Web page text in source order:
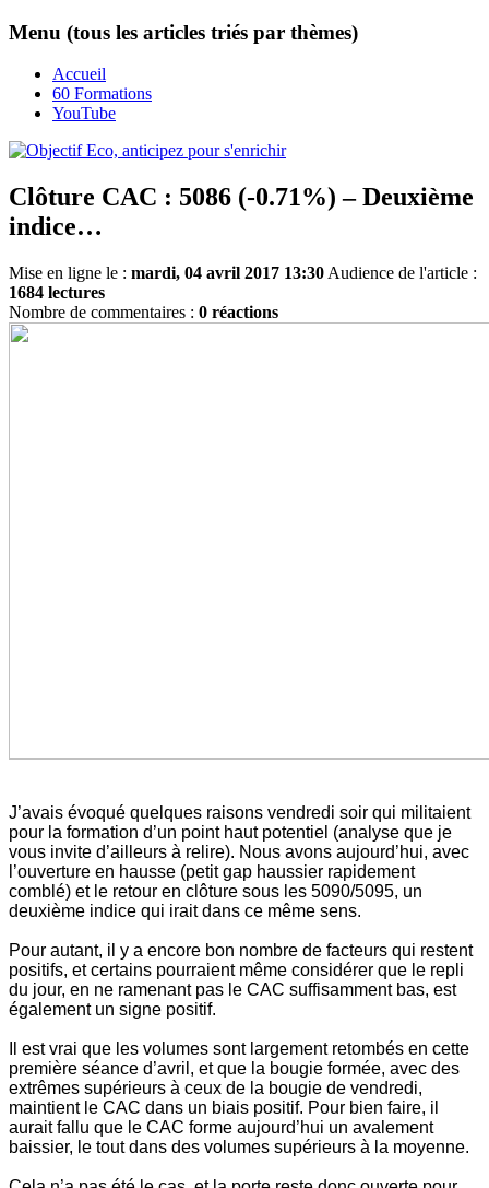
Menu (tous les articles triés par thèmes)
Accueil
60 Formations
YouTube
Clôture CAC : 5086 (-0.71%) – Deuxième
indice…
Mise en ligne le : mardi, 04 avril 2017 13:30 Audience de l'article :
1684 lectures
Nombre de commentaires : 0 réactions
J’avais évoqué quelques raisons vendredi soir qui militaient
pour la formation d’un point haut potentiel (analyse que je
vous invite d’ailleurs à relire). Nous avons aujourd’hui, avec
l’ouverture en hausse (petit gap haussier rapidement
comblé) et le retour en clôture sous les 5090/5095, un
deuxième indice qui irait dans ce même sens.
Pour autant, il y a encore bon nombre de facteurs qui restent
positifs, et certains pourraient même considérer que le repli
du jour, en ne ramenant pas le CAC suffisamment bas, est
également un signe positif.
Il est vrai que les volumes sont largement retombés en cette
première séance d’avril, et que la bougie formée, avec des
extrêmes supérieurs à ceux de la bougie de vendredi,
maintient le CAC dans un biais positif. Pour bien faire, il
aurait fallu que le CAC forme aujourd’hui un avalement
baissier, le tout dans des volumes supérieurs à la moyenne.